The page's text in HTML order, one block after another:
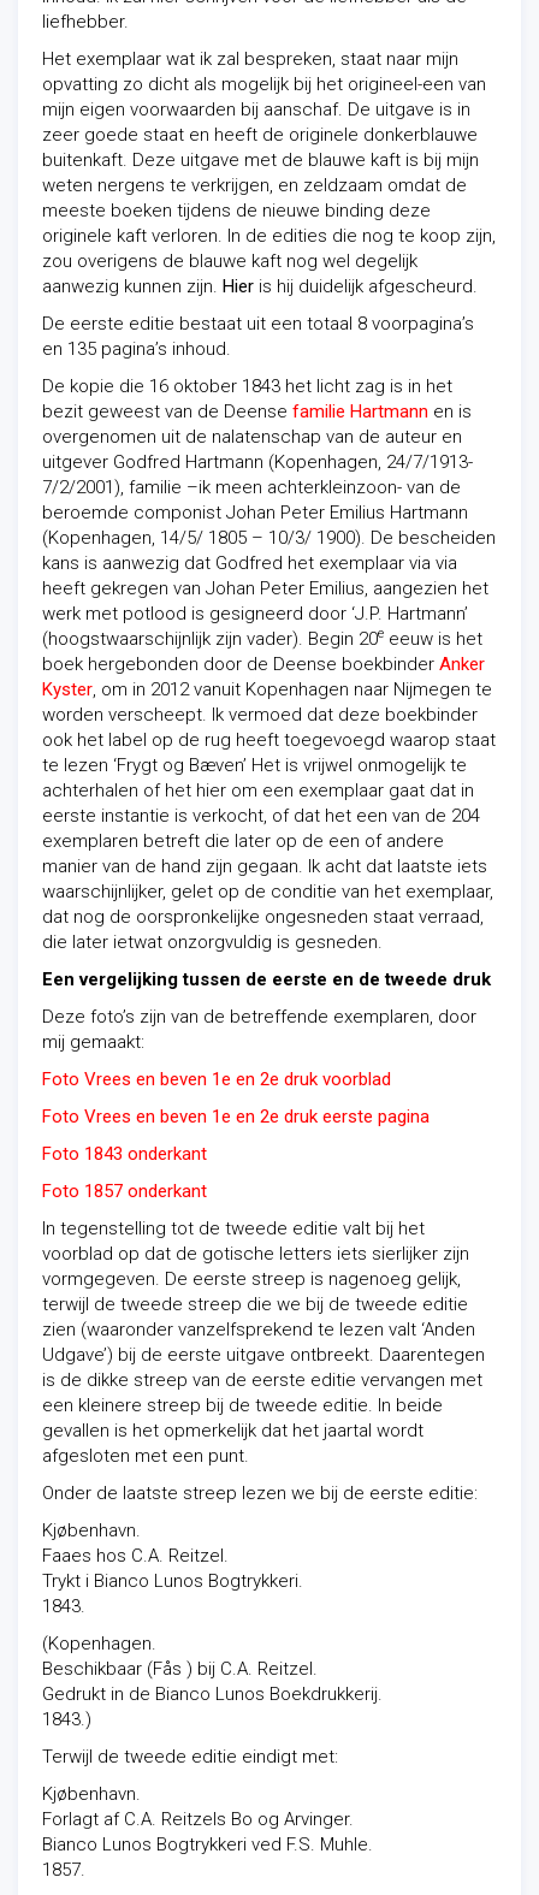
liefhebber.
Het exemplaar wat ik zal bespreken, staat naar mijn
opvatting zo dicht als mogelijk bij het origineel-een van
mijn eigen voorwaarden bij aanschaf. De uitgave is in
zeer goede staat en heeft de originele donkerblauwe
buitenkaft. Deze uitgave met de blauwe kaft is bij mijn
weten nergens te verkrijgen, en zeldzaam omdat de
meeste boeken tijdens de nieuwe binding deze
originele kaft verloren. In de edities die nog te koop zijn,
zou overigens de blauwe kaft nog wel degelijk
aanwezig kunnen zijn. Hier is hij duidelijk afgescheurd.
De eerste editie bestaat uit een totaal 8 voorpagina’s
en 135 pagina’s inhoud.
De kopie die 16 oktober 1843 het licht zag is in het
bezit geweest van de Deense familie Hartmann en is
overgenomen uit de nalatenschap van de auteur en
uitgever Godfred Hartmann (Kopenhagen, 24/7/1913-
7/2/2001), familie –ik meen achterkleinzoon- van de
beroemde componist Johan Peter Emilius Hartmann
(Kopenhagen, 14/5/ 1805 – 10/3/ 1900). De bescheiden
kans is aanwezig dat Godfred het exemplaar via via
heeft gekregen van Johan Peter Emilius, aangezien het
werk met potlood is gesigneerd door ‘J.P. Hartmann’
(hoogstwaarschijnlijk zijn vader). Begin 20e eeuw is het
boek hergebonden door de Deense boekbinder Anker
Kyster, om in 2012 vanuit Kopenhagen naar Nijmegen te
worden verscheept. Ik vermoed dat deze boekbinder
ook het label op de rug heeft toegevoegd waarop staat
te lezen ‘Frygt og Bæven’ Het is vrijwel onmogelijk te
achterhalen of het hier om een exemplaar gaat dat in
eerste instantie is verkocht, of dat het een van de 204
exemplaren betreft die later op de een of andere
manier van de hand zijn gegaan. Ik acht dat laatste iets
waarschijnlijker, gelet op de conditie van het exemplaar,
dat nog de oorspronkelijke ongesneden staat verraad,
die later ietwat onzorgvuldig is gesneden.
Een vergelijking tussen de eerste en de tweede druk
Deze foto’s zijn van de betreffende exemplaren, door
mij gemaakt:
Foto Vrees en beven 1e en 2e druk voorblad
Foto Vrees en beven 1e en 2e druk eerste pagina
Foto 1843 onderkant
Foto 1857 onderkant
In tegenstelling tot de tweede editie valt bij het
voorblad op dat de gotische letters iets sierlijker zijn
vormgegeven. De eerste streep is nagenoeg gelijk,
terwijl de tweede streep die we bij de tweede editie
zien (waaronder vanzelfsprekend te lezen valt ‘Anden
Udgave’) bij de eerste uitgave ontbreekt. Daarentegen
is de dikke streep van de eerste editie vervangen met
een kleinere streep bij de tweede editie. In beide
gevallen is het opmerkelijk dat het jaartal wordt
afgesloten met een punt.
Onder de laatste streep lezen we bij de eerste editie:
Kjøbenhavn.
Faaes hos C.A. Reitzel.
Trykt i Bianco Lunos Bogtrykkeri.
1843.
(Kopenhagen.
Beschikbaar (Fås ) bij C.A. Reitzel.
Gedrukt in de Bianco Lunos Boekdrukkerij.
1843.)
Terwijl de tweede editie eindigt met:
Kjøbenhavn.
Forlagt af C.A. Reitzels Bo og Arvinger.
Bianco Lunos Bogtrykkeri ved F.S. Muhle.
1857.